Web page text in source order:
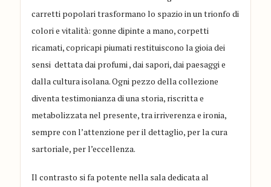
carretti popolari trasformano lo spazio in un trionfo di
colori e vitalità: gonne dipinte a mano, corpetti
ricamati, copricapi piumati restituiscono la gioia dei
sensi dettata dai profumi , dai sapori, dai paesaggi e
dalla cultura isolana. Ogni pezzo della collezione
diventa testimonianza di una storia, riscritta e
metabolizzata nel presente, tra irriverenza e ironia,
sempre con l’attenzione per il dettaglio, per la cura
sartoriale, per l’eccellenza.
Il contrasto si fa potente nella sala dedicata al